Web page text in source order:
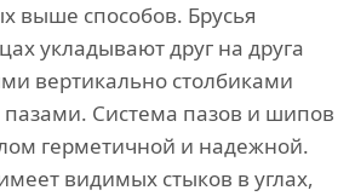
выше способов. Брусья
укладывают друг на друга
вертикально столбиками
Система пазов и шипов
герметичной и надежной.
видимых стыков в углах,